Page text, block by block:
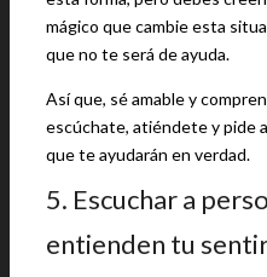
mágico que cambie esta
que no te será de ayuda.
Así que, sé amable y
escúchate, atiéndete y pide
que te ayudarán en verdad.
5. Escuchar a
entienden tu